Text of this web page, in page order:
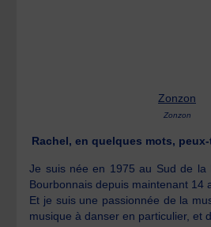
Zonzon
Zonzon
Rachel, en quelques mots,
Je suis née en 1975 au Sud de la
Bourbonnais depuis maintenant 14
Et je suis une passionnée de la
musique à danser en particulier, et